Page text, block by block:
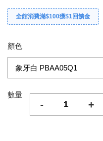
全館消費滿$100獲$1回饋金
顏色
數量
- +